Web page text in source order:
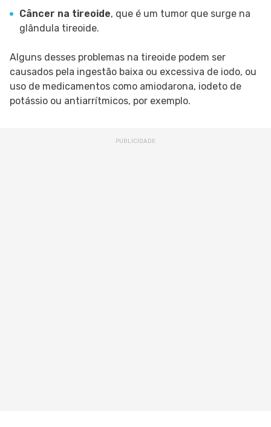
Câncer na tireoide, que é um tumor que surge na
glândula tireoide.
Alguns desses problemas na tireoide podem ser
causados pela ingestão baixa ou excessiva de iodo, ou
uso de medicamentos como amiodarona, iodeto de
potássio ou antiarrítmicos, por exemplo.